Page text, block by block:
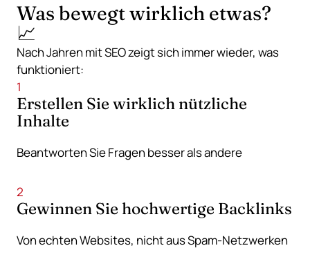
Was bewegt wirklich etwas?
📈
Nach Jahren mit SEO zeigt sich immer wieder, was
funktioniert:
1
Erstellen Sie wirklich nützliche
Inhalte
Beantworten Sie Fragen besser als andere
2
Gewinnen Sie hochwertige Backlinks
Von echten Websites, nicht aus Spam-Netzwerken